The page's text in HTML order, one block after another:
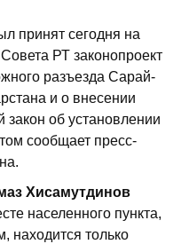
принят сегодня на
РТ законопроект
разъезда Сарай-
и о внесении
закон об установлении
сообщает пресс-
Хисамутдинов
населенного пункта,
находится только